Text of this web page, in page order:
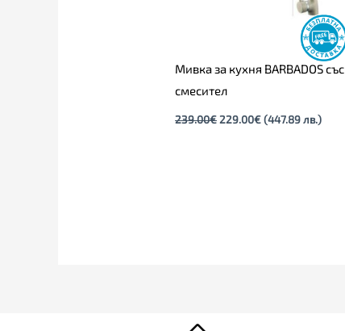
Мивка за кухня BARBADOS със
смесител
239.00€229.00€(447.89 лв.)